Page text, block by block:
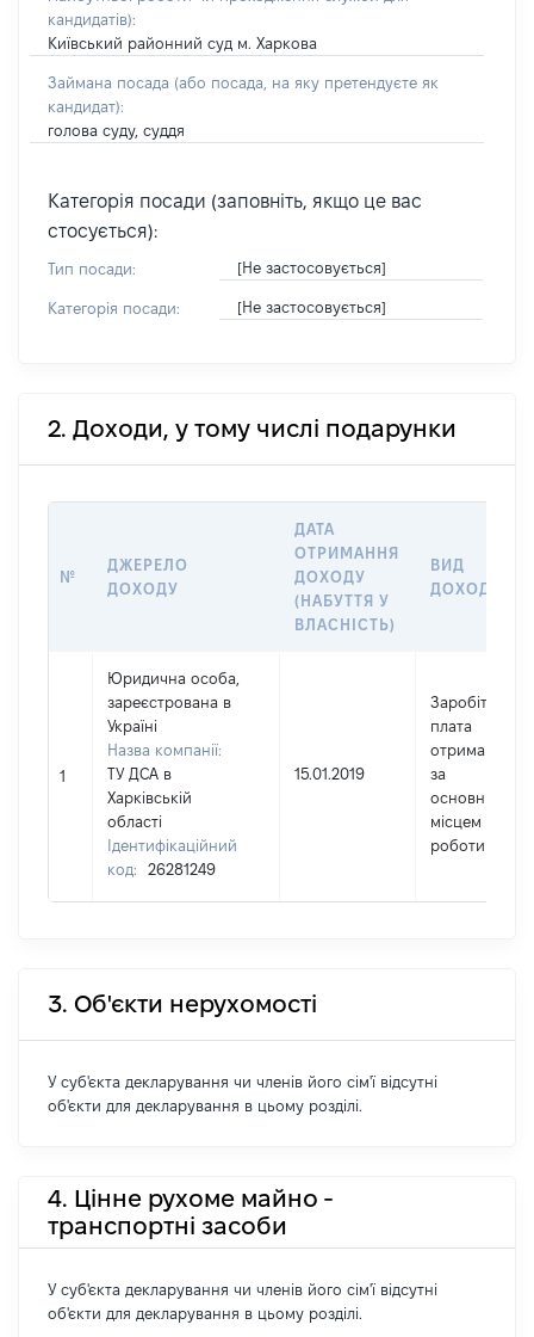
кандидатів):
Київський районний суд м. Харкова
Займана посада (або посада, на яку претендуєте як
кандидат):
голова суду, суддя
Категорія посади (заповніть, якщо це вас
стосується):
Тип посади: [Не застосовується]
Категорія посади: [Не застосовується]
2. Доходи, у тому числі подарунки
№
ДЖЕРЕЛО
ДОХОДУ
ДАТА
ОТРИМАННЯ
ДОХОДУ
(НАБУТТЯ У
ВЛАСНІСТЬ)
ВИД
ДОХОДУ
1
Юридична особа,
зареєстрована в
Україні
Назва компанії:
ТУ ДСА в
Харківській
області
Ідентифікаційний
код:
26281249
15.01.2019
Заробітна
плата
отримана
за
основним
місцем
роботи
3. Об'єкти нерухомості
У суб'єкта декларування чи членів його сім'ї відсутні
об'єкти для декларування в цьому розділі.
4. Цінне рухоме майно -
транспортні засоби
У суб'єкта декларування чи членів його сім'ї відсутні
об'єкти для декларування в цьому розділі.